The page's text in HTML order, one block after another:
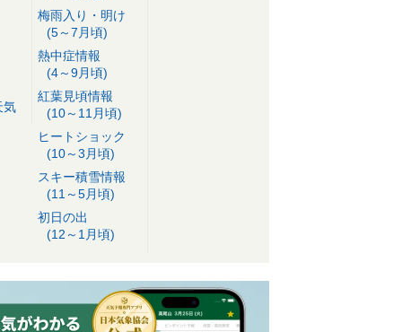
気
梅雨入り・明け
(5～7月頃)
熱中症情報
(4～9月頃)
紅葉見頃情報
(10～11月頃)
ヒートショック
(10～3月頃)
スキー積雪情報
(11～5月頃)
初日の出
(12～1月頃)